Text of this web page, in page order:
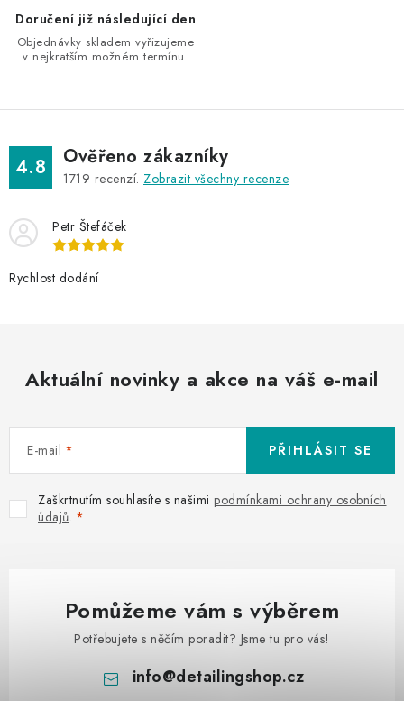
k
y
p
s
u
Doručení již následující den
Objednávky skladem vyřizujeme
v nejkratším možném termínu.
4.8 Ověřeno zákazníky
1719 recenzí. Zobrazit všechny recenze
Petr Štefáček
Rychlost dodání
Aktuální novinky a akce na váš e-mail
E-mail
Zaškrtnutím souhlasíte s našimi podmínkami ochrany osobních
údajů.
PŘIHLÁSIT SE
Pomůžeme vám s výběrem
Potřebujete s něčím poradit? Jsme tu pro vás!
info@detailingshop.cz